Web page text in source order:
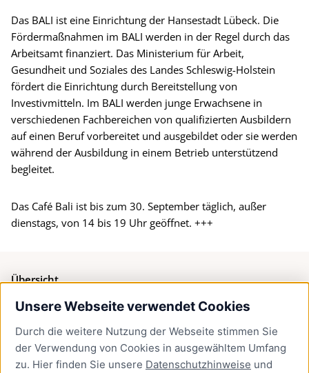
Unsere Webseite verwendet Cookies
Durch die weitere Nutzung der Webseite stimmen Sie
der Verwendung von Cookies in ausgewähltem Umfang
zu. Hier finden Sie unsere Datenschutzhinweise und
Das BALI ist eine Einrichtung der Hansestadt Lübeck. Die
Fördermaßnahmen im BALI werden in der Regel durch das
Arbeitsamt finanziert. Das Ministerium für Arbeit,
Gesundheit und Soziales des Landes Schleswig-Holstein
fördert die Einrichtung durch Bereitstellung von
Investivmitteln. Im BALI werden junge Erwachsene in
verschiedenen Fachbereichen von qualifizierten Ausbildern
auf einen Beruf vorbereitet und ausgebildet oder sie werden
während der Ausbildung in einem Betrieb unterstützend
begleitet.
Das Café Bali ist bis zum 30. September täglich, außer
dienstags, von 14 bis 19 Uhr geöffnet. +++
Übersicht
Bürgerservice
Presse
Newsletter Lübeck:kompakt